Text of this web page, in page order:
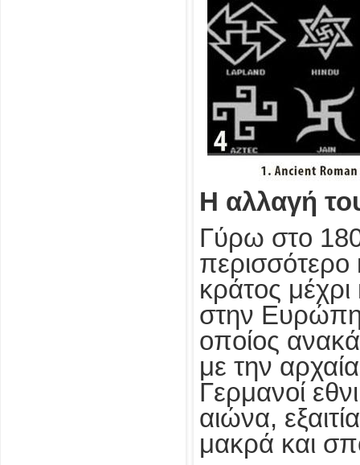
Η αλλαγή
Γύρω στο
περισσότερο
κράτος μέχρι
στην Ευρώπη
οποίος
με την
Γερμανοί
αιώνα,
μακρά και